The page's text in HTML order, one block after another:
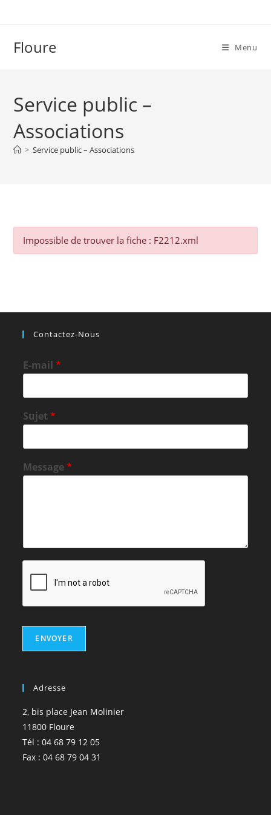
Floure Menu
Service public –
Associations
> Service public – Associations
Impossible de trouver la fiche : F2212.xml
Contactez-Nous
E-mail*
Sujet*
Message*
ENVOYER
Adresse
2, bis place Jean Molinier
11800 Floure
Tél : 04 68 79 12 05
Fax : 04 68 79 04 31